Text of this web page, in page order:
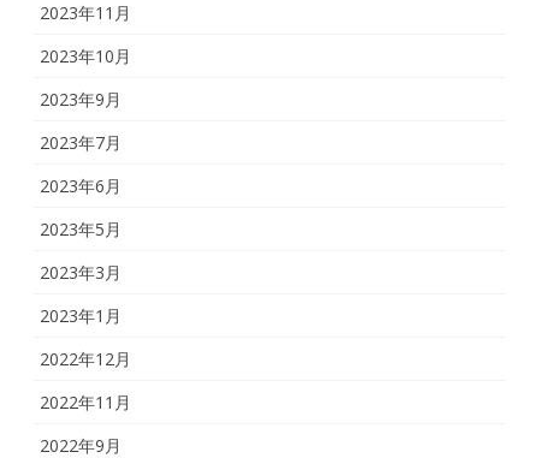
2023年11月
2023年10月
2023年9月
2023年7月
2023年6月
2023年5月
2023年3月
2023年1月
2022年12月
2022年11月
2022年9月